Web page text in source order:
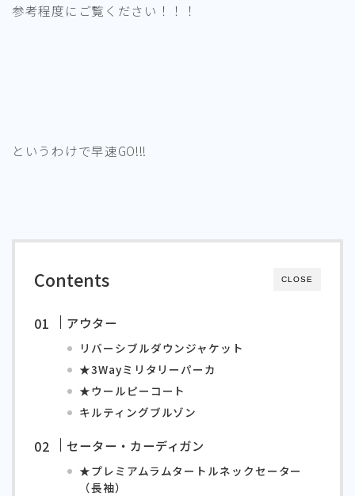
参考程度にご覧ください！！！
というわけで早速GO!!!
CLOSE
Contents
アウター
リバーシブルダウンジャケット
★3Wayミリタリーパーカ
★ウールピーコート
キルティングブルゾン
セーター・カーディガン
★プレミアムラムタートルネックセーター
（長袖）